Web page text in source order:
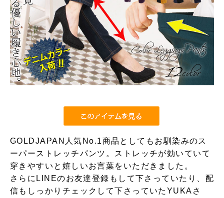
GOLDJAPAN人気No.1商品としてもお馴染みのス
ーパーストレッチパンツ。ストレッチが効いていて
穿きやすいと嬉しいお言葉をいただきました。
さらにLINEのお友達登録もして下さっていたり、配
信もしっかりチェックして下さっていたYUKAさ